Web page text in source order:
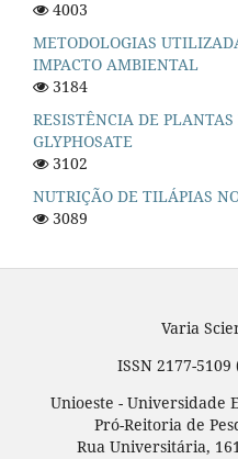
4003
METODOLOGIAS
IMPACTO AMBIENTAL
3184
RESISTÊNCIA DE
GLYPHOSATE
3102
NUTRIÇÃO DE TILÁPIAS
3089
Varia
ISSN 2177-
Unioeste - Universidade
Pró-Reitoria de
Rua Universitária,